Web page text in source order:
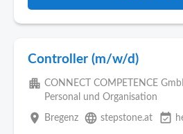
Controller (m/w/d)
apartment CONNECT COMPETENCE
Personal und Organisation
place Bregenz language stepstone.at event_available